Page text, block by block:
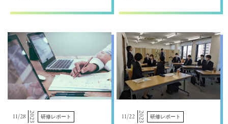
11/28 2023 研修レポート 11/22 2023 研修レポート